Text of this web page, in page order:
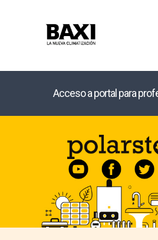
Acceso a portal para